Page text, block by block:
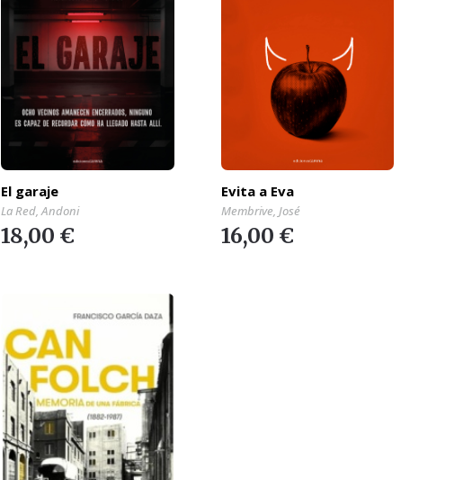
El garaje
La Red, Andoni
18,00 €
Evita a Eva
Membrive, José
16,00 €